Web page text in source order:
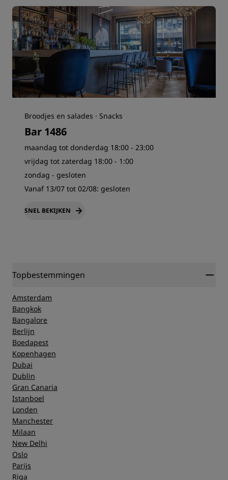
Broodjes en salades · Snacks
Bar 1486
maandag tot donderdag 18:00 - 23:00
vrijdag tot zaterdag 18:00 - 1:00
zondag - gesloten
Vanaf 13/07 tot 02/08: gesloten
SNEL BEKIJKEN
Topbestemmingen
Amsterdam
Bangkok
Bangalore
Berlijn
Boedapest
Kopenhagen
Dubai
Dublin
Gran Canaria
Istanboel
Londen
Manchester
Milaan
New Delhi
Oslo
Parijs
Riga